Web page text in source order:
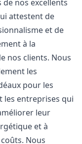
nos excellents
attestent de
et de
à la
nos clients. Nous
les
pour les
les entreprises qui
leur
et à
Nous